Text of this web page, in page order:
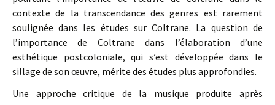
contexte de la transcendance des genres est rarement
soulignée dans les études sur Coltrane. La question de
l’importance de Coltrane dans l’élaboration d’une
esthétique postcoloniale, qui s’est développée dans le
sillage de son œuvre, mérite des études plus approfondies.
Une approche critique de la musique produite après